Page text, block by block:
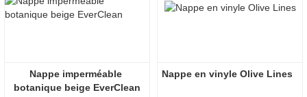
Nappe imperméable
botanique beige EverClean
Nappe en vinyle Olive Lines